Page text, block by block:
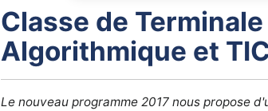
Classe de Terminale
Algorithmique et
Le nouveau programme 2017 nous propose